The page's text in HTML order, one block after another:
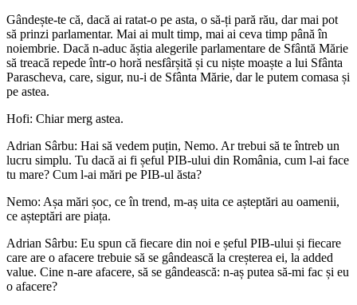
Gândește-te că, dacă ai ratat-o pe asta, o să-ți pară rău, dar mai pot
să prinzi parlamentar. Mai ai mult timp, mai ai ceva timp până în
noiembrie. Dacă n-aduc ăștia alegerile parlamentare de Sfântă Mărie
să treacă repede într-o horă nesfârșită și cu niște moaște a lui Sfânta
Parascheva, care, sigur, nu-i de Sfânta Mărie, dar le putem comasa și
pe astea.
Hofi: Chiar merg astea.
Adrian Sârbu: Hai să vedem puțin, Nemo. Ar trebui să te întreb un
lucru simplu. Tu dacă ai fi șeful PIB-ului din România, cum l-ai face
tu mare? Cum l-ai mări pe PIB-ul ăsta?
Nemo: Așa mări șoc, ce în trend, m-aș uita ce așteptări au oamenii,
ce așteptări are piața.
Adrian Sârbu: Eu spun că fiecare din noi e șeful PIB-ului și fiecare
care are o afacere trebuie să se gândească la creșterea ei, la added
value. Cine n-are afacere, să se gândească: n-aș putea să-mi fac și eu
o afacere?